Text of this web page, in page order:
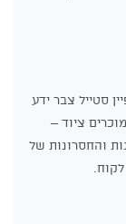
סטייל צבר ידע
ציוד –
והחסרונות של